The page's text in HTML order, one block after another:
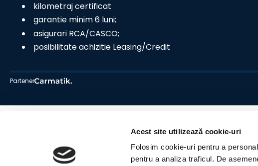
Acest site utilizează cookie-uri
Folosim cookie-uri pentru a
pentru a analiza traficul. De
kilometraj certificat
garantie minim 6 luni;
asigurari RCA/CASCO;
posibilitate achizitie Leasing/Credit
Partener